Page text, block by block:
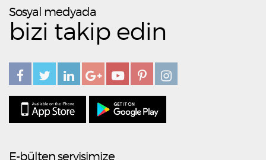
Sosyal medyada
bizi takip edin
E-bülten servisimize